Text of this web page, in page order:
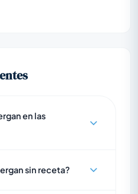
en las
sin receta?